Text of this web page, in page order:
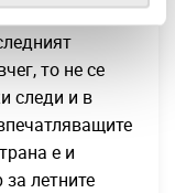
произхода
то не се
следи и в
е и
летните